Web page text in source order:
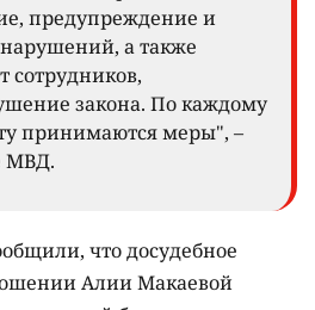
предупреждение и
а также
сотрудников,
закона. По каждому
принимаются меры", –
МВД.
что досудебное
Алии Макаевой